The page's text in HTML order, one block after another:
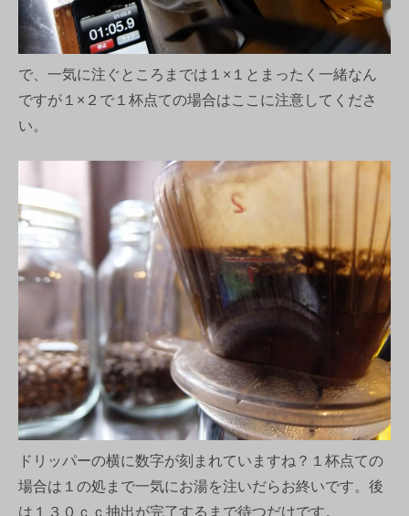
で、一気に注ぐところまでは１×１とまったく一緒なん
ですが１×２で１杯点ての場合はここに注意してくださ
い。
ドリッパーの横に数字が刻まれていますね？１杯点ての
場合は１の処まで一気にお湯を注いだらお終いです。後
は１３０ｃｃ抽出が完了するまで待つだけです。